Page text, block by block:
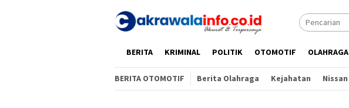
HOMEBERITA KRIMINAL POLITIK OTOMOTIF OLAHRAGA
BERITA OTOMOTIF Berita Olahraga Kejahatan Nissan